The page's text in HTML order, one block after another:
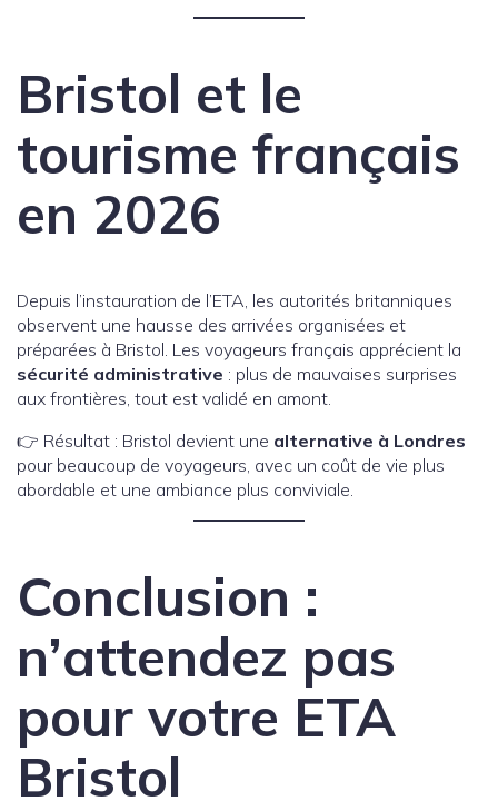
Bristol et le
tourisme français
en 2026
Depuis l’instauration de l’ETA, les autorités britanniques
observent une hausse des arrivées organisées et
préparées à Bristol. Les voyageurs français apprécient la
sécurité administrative : plus de mauvaises surprises
aux frontières, tout est validé en amont.
👉 Résultat : Bristol devient une alternative à Londres
pour beaucoup de voyageurs, avec un coût de vie plus
abordable et une ambiance plus conviviale.
Conclusion :
n’attendez pas
pour votre ETA
Bristol